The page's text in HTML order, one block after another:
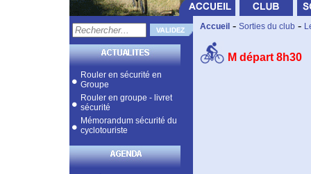
Rouler en sécurité en
Groupe
Rouler en groupe - livret
sécurité
Mémorandum sécurité du
cyclotouriste
Accueil - Sorties du club -
M départ 8h30